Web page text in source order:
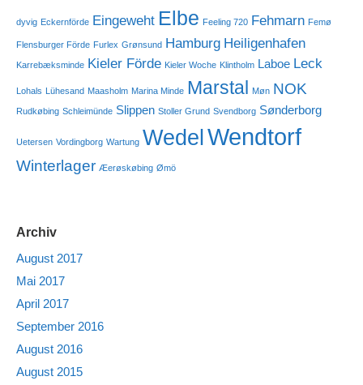
dyvig Eckernförde Eingeweht Elbe Feeling 720 Fehmarn Femø
Flensburger Förde Furlex Grønsund Hamburg Heiligenhafen
Karrebæksminde Kieler Förde Kieler Woche Klintholm Laboe Leck
Lohals Lühesand Maasholm Marina Minde Marstal Møn NOK
Rudkøbing Schleimünde Slippen Stoller Grund Svendborg Sønderborg
Uetersen Vordingborg Wartung Wedel Wendtorf
Winterlager Æerøskøbing Ømö
Archiv
August 2017
Mai 2017
April 2017
September 2016
August 2016
August 2015